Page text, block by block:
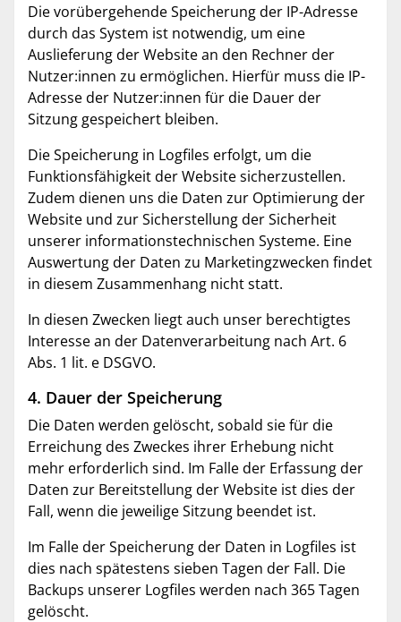
Die vorübergehende Speicherung der IP-Adresse
durch das System ist notwendig, um eine
Auslieferung der Website an den Rechner der
Nutzer:innen zu ermöglichen. Hierfür muss die IP-
Adresse der Nutzer:innen für die Dauer der
Sitzung gespeichert bleiben.
Die Speicherung in Logfiles erfolgt, um die
Funktionsfähigkeit der Website sicherzustellen.
Zudem dienen uns die Daten zur Optimierung der
Website und zur Sicherstellung der Sicherheit
unserer informationstechnischen Systeme. Eine
Auswertung der Daten zu Marketingzwecken findet
in diesem Zusammenhang nicht statt.
In diesen Zwecken liegt auch unser berechtigtes
Interesse an der Datenverarbeitung nach Art. 6
Abs. 1 lit. e DSGVO.
4. Dauer der Speicherung
Die Daten werden gelöscht, sobald sie für die
Erreichung des Zweckes ihrer Erhebung nicht
mehr erforderlich sind. Im Falle der Erfassung der
Daten zur Bereitstellung der Website ist dies der
Fall, wenn die jeweilige Sitzung beendet ist.
Im Falle der Speicherung der Daten in Logfiles ist
dies nach spätestens sieben Tagen der Fall. Die
Backups unserer Logfiles werden nach 365 Tagen
gelöscht.